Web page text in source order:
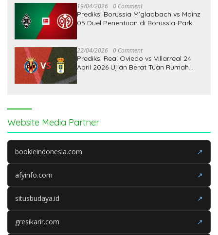
19/04/2026 0 Comment
Prediksi Borussia M’gladbach vs Mainz
05 Duel Penentuan di Borussia-Park
22/04/2026 0 Comment
Prediksi Real Oviedo vs Villarreal 24
April 2026 Ujian Berat Tuan Rumah
Website Media Partner
bookieindonesia.com ↗
afyinfo.com ↗
situsbudaya.id ↗
gresikarir.com ↗